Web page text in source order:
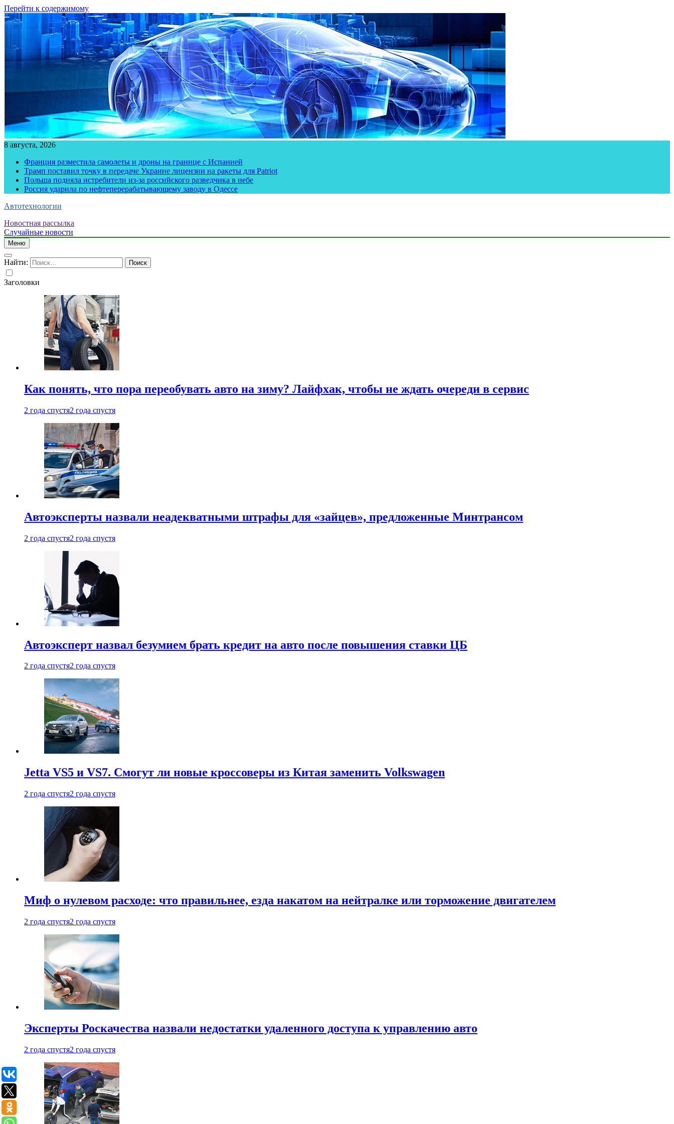
Перейти к содержимому
8 августа, 2026
Франция разместила самолеты и дроны на границе с Испанией
Трамп поставил точку в передаче Украине лицензии на ракеты для Patriot
Польша подняла истребители из-за российского разведчика в небе
Россия ударила по нефтеперерабатывающему заводу в Одессе
Автотехнологии
Новостная рассылка
Случайные новости
Меню
Найти:
Заголовки
Как понять, что пора переобувать авто на зиму? Лайфхак, чтобы не ждать очереди в сервис
2 года спустя2 года спустя
Автоэксперты назвали неадекватными штрафы для «зайцев», предложенные Минтрансом
2 года спустя2 года спустя
Автоэксперт назвал безумием брать кредит на авто после повышения ставки ЦБ
2 года спустя2 года спустя
Jetta VS5 и VS7. Смогут ли новые кроссоверы из Китая заменить Volkswagen
2 года спустя2 года спустя
Миф о нулевом расходе: что правильнее, езда накатом на нейтралке или торможение двигателем
2 года спустя2 года спустя
Эксперты Роскачества назвали недостатки удаленного доступа к управлению авто
2 года спустя2 года спустя